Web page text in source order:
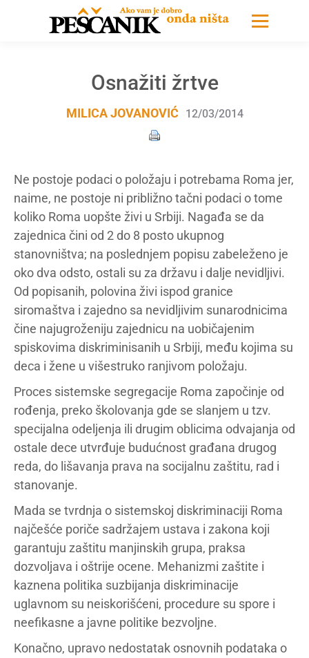
Osnažiti žrtve
MILICA JOVANOVIĆ 12/03/2014
Ne postoje podaci o položaju i potrebama Roma jer,
naime, ne postoje ni približno tačni podaci o tome
koliko Roma uopšte živi u Srbiji. Nagađa se da
zajednica čini od 2 do 8 posto ukupnog
stanovništva; na poslednjem popisu zabeleženo je
oko dva odsto, ostali su za državu i dalje nevidljivi.
Od popisanih, polovina živi ispod granice
siromaštva i zajedno sa nevidljivim sunarodnicima
čine najugroženiju zajednicu na uobičajenim
spiskovima diskriminisanih u Srbiji, među kojima su
deca i žene u višestruko ranjivom položaju.
Proces sistemske segregacije Roma započinje od
rođenja, preko školovanja gde se slanjem u tzv.
specijalna odeljenja ili drugim oblicima odvajanja od
ostale dece utvrđuje budućnost građana drugog
reda, do lišavanja prava na socijalnu zaštitu, rad i
stanovanje.
Mada se tvrdnja o sistemskoj diskriminaciji Roma
najčešće poriče sadržajem ustava i zakona koji
garantuju zaštitu manjinskih grupa, praksa
dozvoljava i oštrije ocene. Mehanizmi zaštite i
kaznena politika suzbijanja diskriminacije
uglavnom su neiskorišćeni, procedure su spore i
neefikasne a javne politike bezvoljne.
Konačno, upravo nedostatak osnovnih podataka o